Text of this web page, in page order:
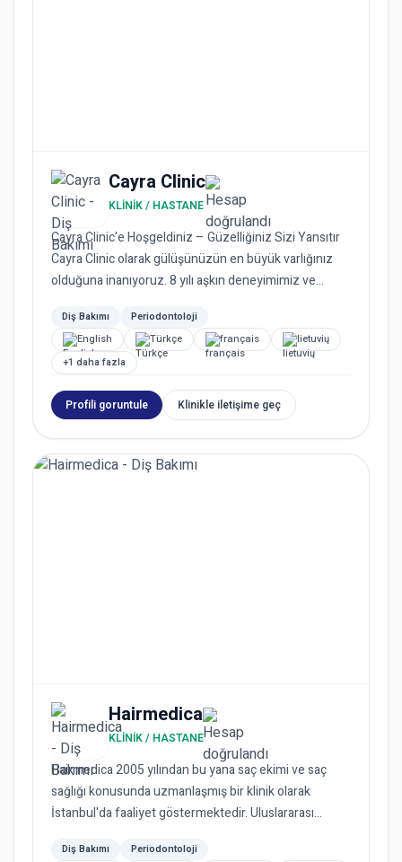
Cayra Clinic
KLINIK / HASTANE
Cayra Clinic'e Hoşgeldiniz – Güzelliğiniz Sizi Yansıtır
Cayra Clinic olarak gülüşünüzün en büyük varlığınız
olduğuna inanıyoruz. 8 yılı aşkın deneyimimiz ve
Diş Bakımı
Periodontoloji
English
Türkçe français
lietuvių
+1 daha fazla
Profili goruntule Klinikle iletişime geç
Hairmedica
KLINIK / HASTANE
Hairmedica 2005 yılından bu yana saç ekimi ve saç
sağlığı konusunda uzmanlaşmış bir klinik olarak
İstanbul'da faaliyet göstermektedir. Uluslararası
Diş Bakımı
Periodontoloji